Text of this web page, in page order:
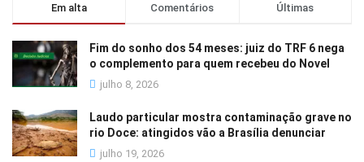
Em alta Comentários Últimas
Fim do sonho dos 54 meses: juiz do TRF 6 nega
o complemento para quem recebeu do Novel
julho 8, 2026
Laudo particular mostra contaminação grave no
rio Doce: atingidos vão a Brasília denunciar
julho 19, 2026